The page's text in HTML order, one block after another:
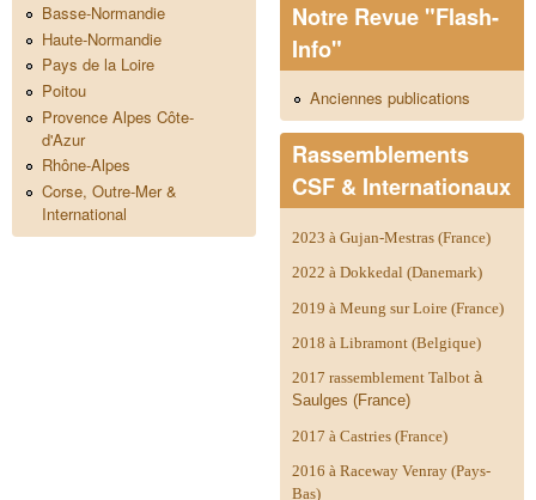
Basse-Normandie
Haute-Normandie
Pays de la Loire
Poitou
Provence Alpes Côte-
d'Azur
Rhône-Alpes
Corse, Outre-Mer &
International
Notre Revue "Flash-
Info"
Anciennes publications
Rassemblements
CSF & Internationaux
2023 à Gujan-Mestras (France)
2022 à Dokkedal (Danemark)
2019 à Meung sur Loire (France)
2018 à Libramont (Belgique)
2017 rassemblement Talbot à
Saulges (France)
2017 à Castries (France)
2016 à Raceway Venray (Pays-
Bas)